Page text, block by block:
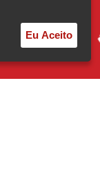
Eu Aceito